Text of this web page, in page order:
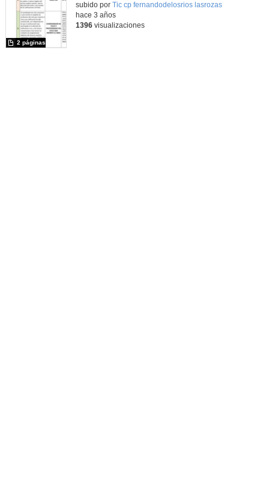
Contenido educativo.
subido por Tic cp fernandodelosrios lasrozas
2 páginas
-
hace 3 años
1396visualizaciones